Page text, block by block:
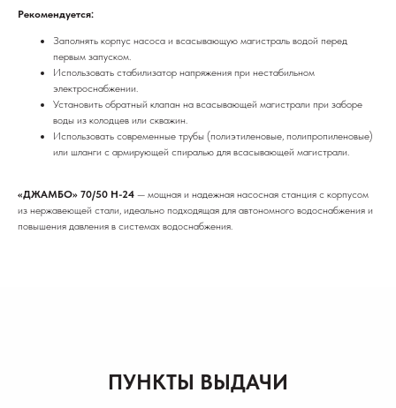
Рекомендуется:
Заполнять корпус насоса и всасывающую магистраль водой перед
первым запуском.
Использовать стабилизатор напряжения при нестабильном
электроснабжении.
Установить обратный клапан на всасывающей магистрали при заборе
воды из колодцев или скважин.
Использовать современные трубы (полиэтиленовые, полипропиленовые)
или шланги с армирующей спиралью для всасывающей магистрали.
«ДЖАМБО» 70/50 Н-24 — мощная и надежная насосная станция с корпусом
из нержавеющей стали, идеально подходящая для автономного водоснабжения и
повышения давления в системах водоснабжения.
ПУНКТЫ ВЫДАЧИ